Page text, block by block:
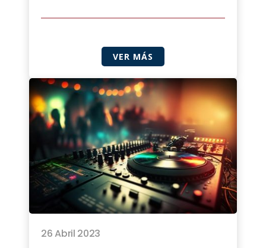
VER MÁS
26 Abril 2023